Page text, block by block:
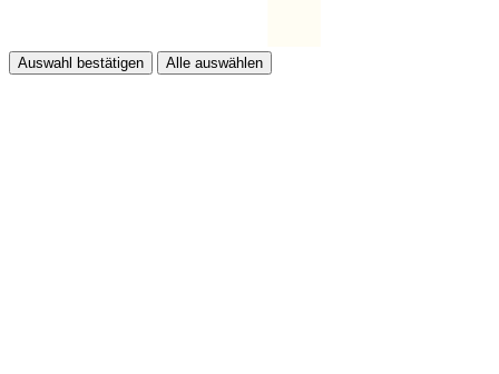
Auswahl bestätigen Alle auswählen